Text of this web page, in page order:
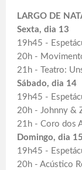
LARGO DE
Sexta, dia 13
19h45 -
20h -
21h - Teatro:
Sábado, dia 14
19h45 -
20h - Johnny &
21h - Coro dos
Domingo, dia 15
19h45 -
20h - Acústico